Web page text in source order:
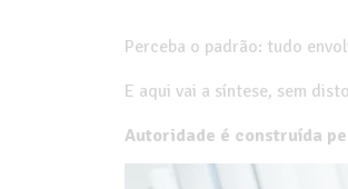
Perceba o padrão: tudo
E aqui vai a síntese, sem
Autoridade é construída